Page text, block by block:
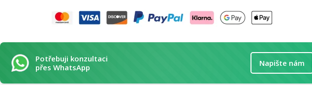
Potřebuji konzultaci
přes WhatsApp
Napište nám